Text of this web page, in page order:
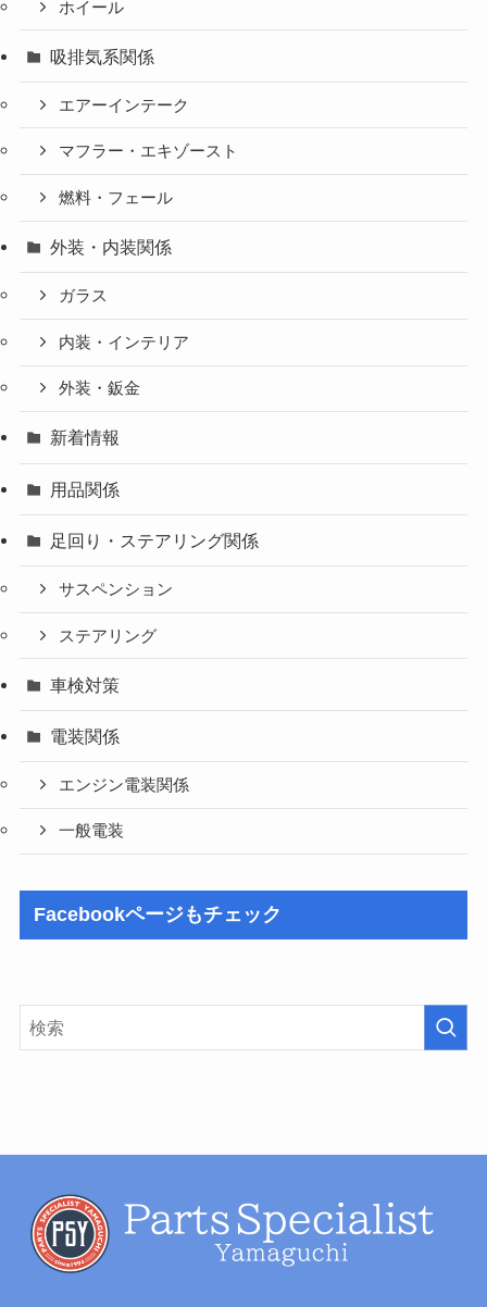
ホイール
吸排気系関係
エアーインテーク
マフラー・エキゾースト
燃料・フェール
外装・内装関係
ガラス
内装・インテリア
外装・鈑金
新着情報
用品関係
足回り・ステアリング関係
サスペンション
ステアリング
車検対策
電装関係
エンジン電装関係
一般電装
Facebookページもチェック